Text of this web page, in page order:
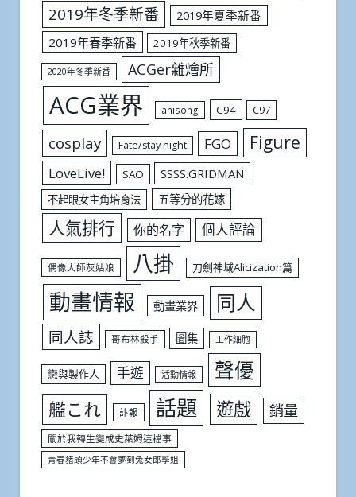
2019年冬季新番
2019年夏季新番
2019年春季新番
2019年秋季新番
2020年冬季新番 ACGer雜燴所
ACG業界 anisong C94 C97
cosplay Fate/stay night FGO Figure
LoveLive! SAO SSSS.GRIDMAN
不起眼女主角培育法 五等分的花嫁
人氣排行 你的名字 個人評論
偶像大師灰姑娘 八掛 刀劍神域Alicization篇
動畫情報 動畫業界 同人
同人誌 哥布林殺手 圖集 工作細胞
戀與製作人 手遊 活動情報 聲優
艦これ 訃報 話題 遊戲 銷量
關於我轉生變成史萊姆這檔事
青春豬頭少年不會夢到兔女郎學姐